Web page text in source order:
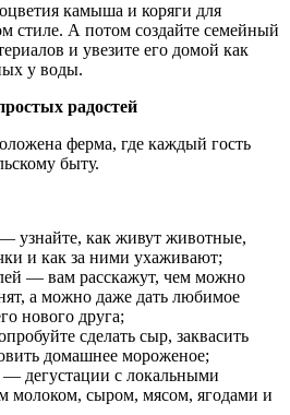
камыша и коряги для
стиле. А потом создайте семейный
и увезите его домой как
у воды.
радостей
ферма, где каждый гость
быту.
узнайте, как живут животные,
и как за ними ухаживают;
— вам расскажут, чем можно
а можно даже дать любимое
нового друга;
сделать сыр, заквасить
домашнее мороженое;
дегустации с локальными
молоком, сыром, мясом, ягодами и